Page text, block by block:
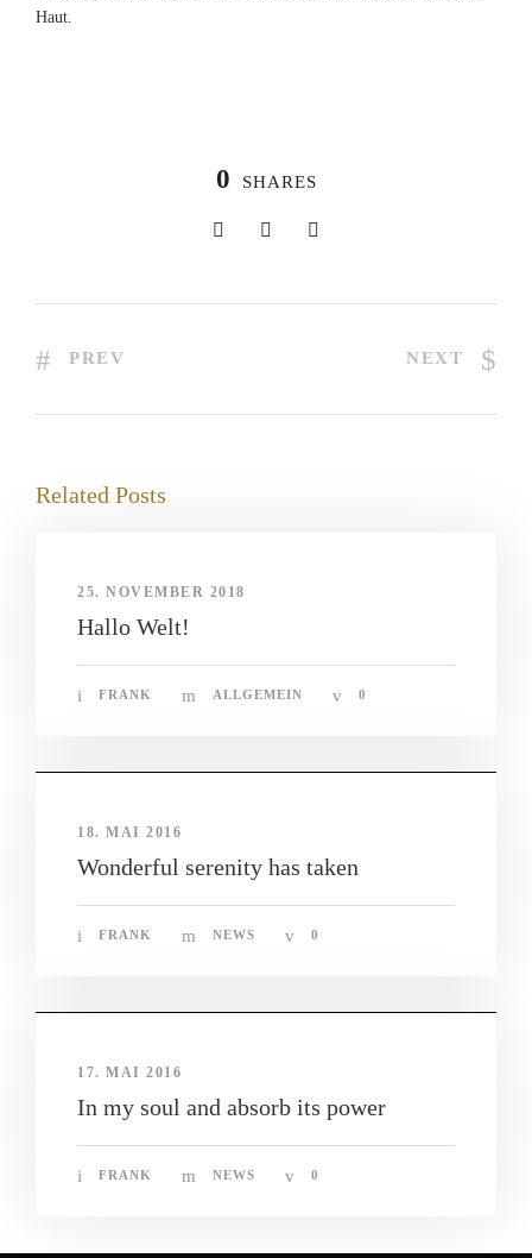
Haut.
0 SHARES
PREV NEXT
Related Posts
25. NOVEMBER 2018
Hallo Welt!
FRANK ALLGEMEIN 0
18. MAI 2016
Wonderful serenity has taken
FRANK NEWS 0
17. MAI 2016
In my soul and absorb its power
FRANK NEWS 0